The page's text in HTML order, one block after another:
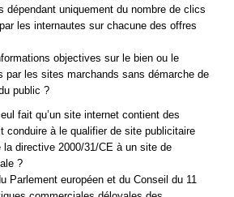
dépendant uniquement du nombre de clics
les internautes sur chacune des offres
objectives sur le bien ou le
par les sites marchands sans démarche de
public ?
fait qu’un site internet contient des
conduire à le qualifier de site publicitaire
directive 2000/31/CE à un site de
?
Parlement européen et du Conseil du 11